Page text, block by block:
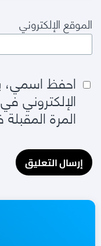
الموقع الإلكتروني
احفظ اسمي،
الإلكتروني
المرة